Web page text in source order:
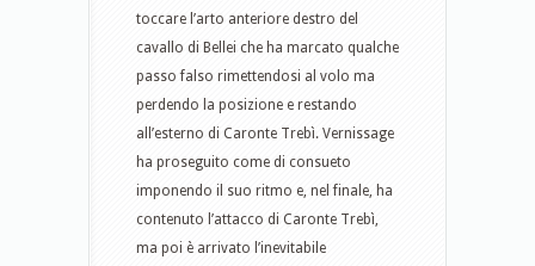
toccare l’arto anteriore destro del
cavallo di Bellei che ha marcato qualche
passo falso rimettendosi al volo ma
perdendo la posizione e restando
all’esterno di Caronte Trebì. Vernissage
ha proseguito come di consueto
imponendo il suo ritmo e, nel finale, ha
contenuto l’attacco di Caronte Trebì,
ma poi è arrivato l’inevitabile